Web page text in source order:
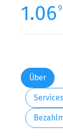
1.06 9
Über
Services